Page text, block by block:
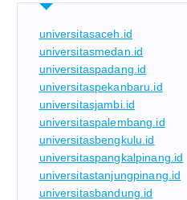
universitasaceh.id
universitasmedan.id
universitaspadang.id
universitaspekanbaru.id
universitasjambi.id
universitaspalembang.id
universitasbengkulu.id
universitaspangkalpinang.id
universitastanjungpinang.id
universitasbandung.id